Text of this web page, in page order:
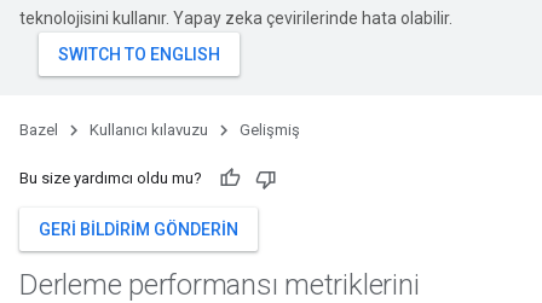
teknolojisini kullanır. Yapay zeka çevirilerinde hata olabilir.
Bazel Kullanıcı kılavuzu Gelişmiş
Bu size yardımcı oldu mu?
GERI BILDIRIM GÖNDERIN
Derleme performansı metriklerini